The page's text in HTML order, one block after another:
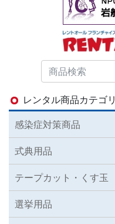
レンタル商品カテゴリ
感染症対策商品
式典用品
テープカット・くす玉
選挙用品